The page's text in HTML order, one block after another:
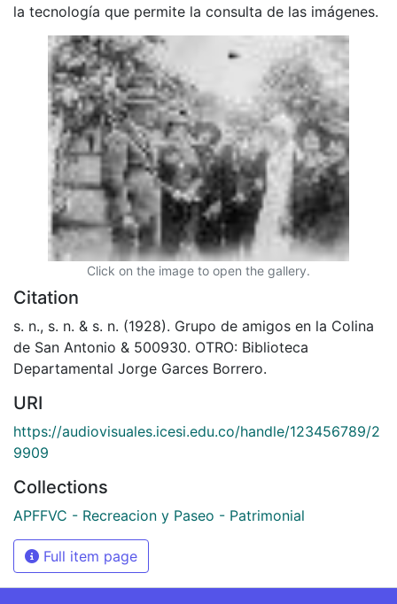
la tecnología que permite la consulta de las imágenes.
Click on the image to open the gallery.
Citation
s. n., s. n. & s. n. (1928). Grupo de amigos en la Colina
de San Antonio & 500930. OTRO: Biblioteca
Departamental Jorge Garces Borrero.
URI
https://audiovisuales.icesi.edu.co/handle/123456789/2
9909
Collections
APFFVC - Recreacion y Paseo - Patrimonial
Full item page